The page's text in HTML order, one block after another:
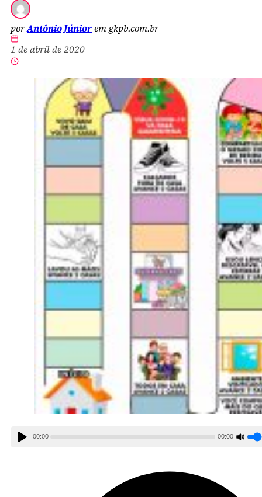
porAntônio Júniorem gkpb.com.br
1 de abril de 2020
00:00 00:00